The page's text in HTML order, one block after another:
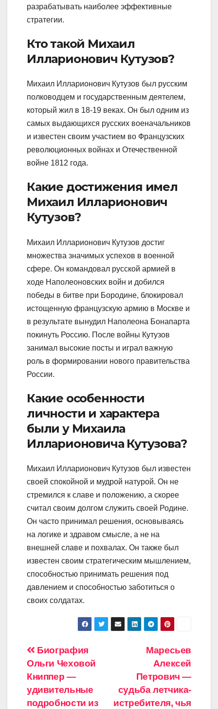
разрабатывать наиболее эффективные
стратегии.
Кто такой Михаил
Илларионович Кутузов?
Михаил Илларионович Кутузов был русским
полководцем и государственным деятелем,
который жил в 18-19 веках. Он был одним из
самых выдающихся русских военачальников
и известен своим участием во Французских
революционных войнах и Отечественной
войне 1812 года.
Какие достижения имел
Михаил Илларионович
Кутузов?
Михаил Илларионович Кутузов достиг
множества значимых успехов в военной
сфере. Он командовал русской армией в
ходе Наполеоновских войн и добился
победы в битве при Бородине, блокировал
истощенную французскую армию в Москве и
в результате вынудил Наполеона Бонапарта
покинуть Россию. После войны Кутузов
занимал высокие посты и играл важную
роль в формировании нового правительства
России.
Какие особенности
личности и характера
были у Михаила
Илларионовича Кутузова?
Михаил Илларионович Кутузов был известен
своей спокойной и мудрой натурой. Он не
стремился к славе и положению, а скорее
считал своим долгом служить своей Родине.
Он часто принимал решения, основываясь
на логике и здравом смысле, а не на
внешней славе и похвалах. Он также был
известен своим стратегическим мышлением,
способностью принимать решения под
давлением и способностью заботиться о
своих солдатах.
Навигация
по
записям
Маресьев
Алексей
Петрович —
судьба летчика-
истребителя, чья
Биография
Ольги Чеховой
Книппер —
удивительные
подробности из